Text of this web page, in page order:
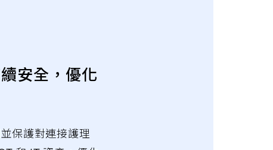
安全，優化
保護對連接護理